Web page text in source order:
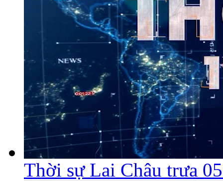
Thời sự Lai Châu trưa